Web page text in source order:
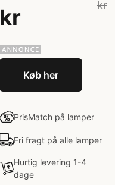
kr
kr
Køb her
PrisMatch på lamper
Fri fragt på alle lamper
Hurtig levering 1-4
dage